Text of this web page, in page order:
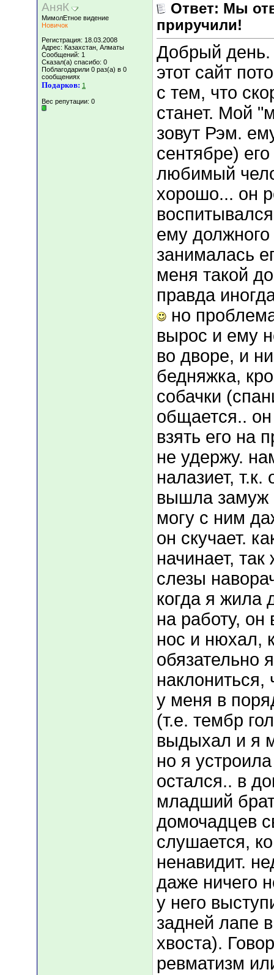
АняК
МимолЕтное видение
Новичок
Регистрация: 18.03.2008
Адрес: Казахстан, Алматы
Сообщений: 1
Сказал(а) спасибо: 0
Поблагодарили 0 раз(а) в 0
сообщениях
Подарков: 1
Вес репутации: 0
Ответ: Мы
приручили!
Добрый день.
этот сайт
с тем, что
станет. Мой
зовут Рэм.
сентябре)
любимый
хорошо... он
ему
занималась
меня такой
правда
но
вырос и ему
во дворе, и
бедняжка,
собачки
общается..
взять его на
не удержу.
налазиет,
вышла замуж
могу с ним
он скучает.
начинает,
слезы
когда я жила
на работу, он
нос и нюхал,
обязательно
у меня в
(т.е. тембр
выдыхал и я
но я
остался.. в
младший
домочадцев
слушается,
ненавидит.
даже ничего
у него
задней лапе
хвоста).
ревматизм